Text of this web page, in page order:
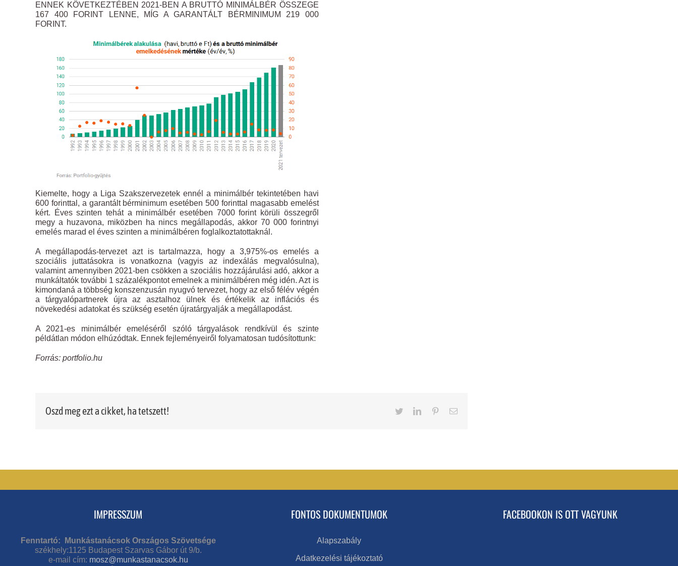
ENNEK KÖVETKEZTÉBEN 2021-BEN A BRUTTÓ MINIMÁLBÉR ÖSSZEGE
167 400 FORINT LENNE, MÍG A GARANTÁLT BÉRMINIMUM 219 000
FORINT.
Kiemelte, hogy a Liga Szakszervezetek ennél a minimálbér tekintetében havi
600 forinttal, a garantált bérminimum esetében 500 forinttal magasabb emelést
kért. Éves szinten tehát a minimálbér esetében 7000 forint körüli összegről
megy a huzavona, miközben ha nincs megállapodás, akkor 70 000 forintnyi
emelés marad el éves szinten a minimálbéren foglalkoztatottaknál.
A megállapodás-tervezet azt is tartalmazza, hogy a 3,975%-os emelés a
szociális juttatásokra is vonatkozna (vagyis az indexálás megvalósulna),
valamint amennyiben 2021-ben csökken a szociális hozzájárulási adó, akkor a
munkáltatók további 1 százalékpontot emelnek a minimálbéren még idén. Azt is
kimondaná a többség konszenzusán nyugvó tervezet, hogy az első félév végén
a tárgyalópartnerek újra az asztalhoz ülnek és értékelik az inflációs és
növekedési adatokat és szükség esetén újratárgyalják a megállapodást.
A 2021-es minimálbér emeléséről szóló tárgyalások rendkívül és szinte
példátlan módon elhúzódtak. Ennek fejleményeiről folyamatosan tudósítottunk:
Forrás: portfolio.hu
Oszd meg ezt a cikket, ha tetszett! TwitterLinkedInPinterestEmail
IMPRESSZUM
Fenntartó: Munkástanácsok Országos Szövetsége
székhely:1125 Budapest Szarvas Gábor út 9/b.
e-mail cím: mosz@munkastanacsok.hu
FONTOS DOKUMENTUMOK
Alapszabály
Adatkezelési tájékoztató
FACEBOOKON IS OTT VAGYUNK